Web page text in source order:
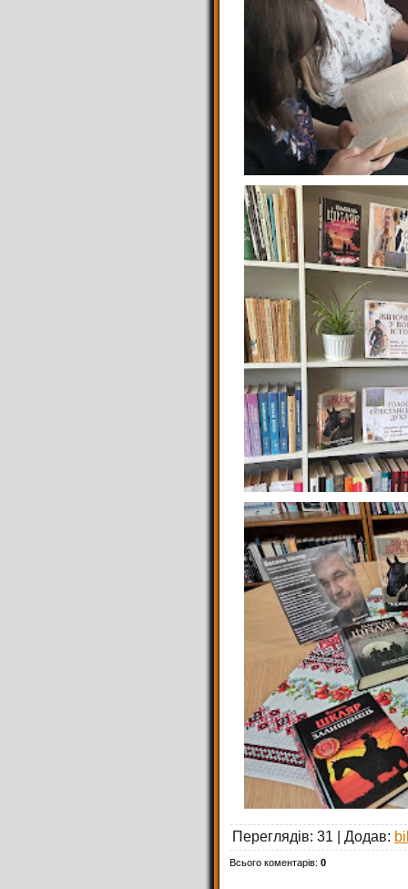
Переглядів: 31 | Додав:
Всього коментарів: 0